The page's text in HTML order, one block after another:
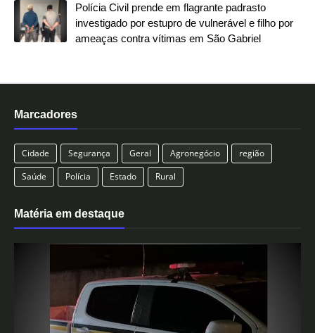
Polícia Civil prende em flagrante padrasto
investigado por estupro de vulnerável e filho por
ameaças contra vítimas em São Gabriel
Marcadores
Cidade Segurança Geral Agronegócio
região
Saúde
Polícia Estado Rural
Matéria em destaque